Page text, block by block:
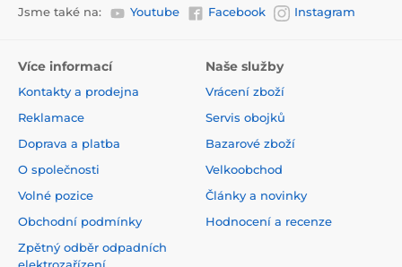
Jsme také na: Youtube Facebook Instagram
Více informací
Kontakty a prodejna
Reklamace
Doprava a platba
O společnosti
Volné pozice
Obchodní podmínky
Zpětný odběr odpadních
elektrozařízení
Naše služby
Vrácení zboží
Servis obojků
Bazarové zboží
Velkoobchod
Články a novinky
Hodnocení a recenze